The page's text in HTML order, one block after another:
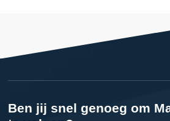
Ben jij snel genoeg om